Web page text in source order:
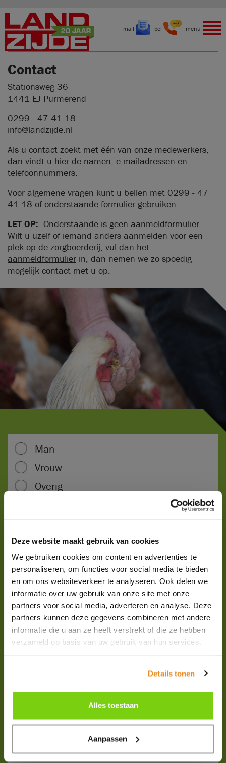
Deze website maakt gebruik van cookies
We gebruiken cookies om content en advertenties te
personaliseren, om functies voor social media te bieden
en om ons websiteverkeer te analyseren. Ook delen we
informatie over uw gebruik van onze site met onze
partners voor social media, adverteren en analyse. Deze
partners kunnen deze gegevens combineren met andere
informatie die u aan ze heeft verstrekt of die ze hebben
verzameld op basis van uw gebruik van hun services.
Details tonen
Alles toestaan
Aanpassen
mail bel menu
Contact
Stationsweg 36
1441 EJ Purmerend
0299 - 47 41 18
info@landzijde.nl
Als u contact zoekt met één van onze medewerkers,
dan vindt u hier de namen, e-mailadressen en
telefoonnummers.
Voor algemene vragen kunt u bellen met 0299 - 47
41 18 of onderstaande formulier gebruiken.
LET OP: Onderstaande is geen aanmeldformulier.
Wilt u uzelf of iemand anders aanmelden voor een
plek op de zorgboerderij, vul dan het
aanmeldformulier in, dan nemen we zo spoedig
mogelijk contact met u op.
Man
Vrouw
Overig
Achternaam
Telefoonnummer
E-mailadres